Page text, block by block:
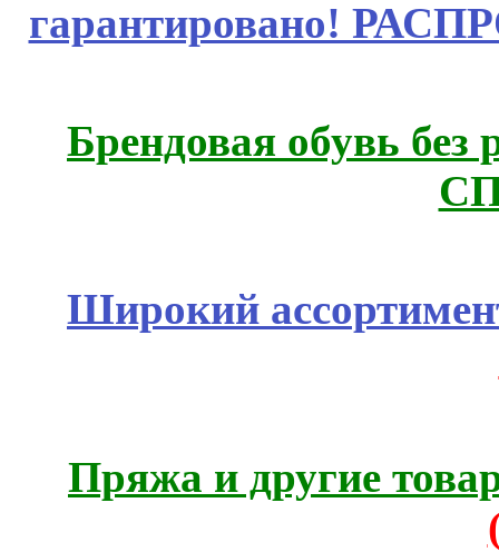
гарантировано!
Брендовая обувь без
Широкий
Пряжа и другие